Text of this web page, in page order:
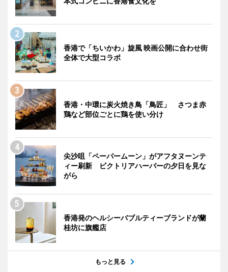
香港で「ちいかわ」旋風 映画公開に合わせ街
全体で大型コラボ
香港・中環に炭火焼き鳥「鳥匠」 さつま赤
鶏など部位ごとに鶏を使い分け
尖沙咀「ペーパームーン」がアフタヌーンテ
ィー刷新 ビクトリアハーバーの夕日を見な
がら
香港発のヘルシーバブルティーブランドが蘭
桂坊に旗艦店
もっと見る